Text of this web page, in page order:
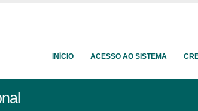
INÍCIO ACESSO AO SISTEMA